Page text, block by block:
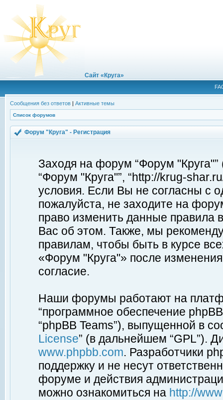
Сайт «Круга»
Сообщения без ответов | Активные темы
Список форумов
Форум "Круга" - Регистрация
Заходя на форум “Форум
“Форум "Круга"”, “http://krug-
условия. Если Вы не согласны с
пожалуйста, не заходите на
право изменить данные правила
Вас об этом. Также, мы
правилам, чтобы быть в курсе
«Форум "Круга"» после
согласие.
Наши форумы работают на
“программное обеспечение
“phpBB Teams”), выпущенной в
License” (в дальнейшем “GPL”).
www.phpbb.com. Разработчики
поддержку и не несут
форуме и действия
можно ознакомиться на http://